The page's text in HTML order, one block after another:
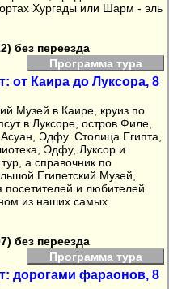
Хургады или Шарм - эль
без переезда
Программа тура
от Каира до Луксора, 8
Музей в Каире, круиз по
в Луксоре, остров Филе,
Эдфу. Столица Египта,
Эдфу, Луксор и
а справочник по
Египетский Музей,
и любителей
из наших самых
без переезда
Программа тура
дорогами фараонов, 8